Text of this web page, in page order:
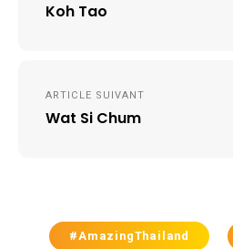
Koh Tao
ARTICLE SUIVANT
Wat Si Chum
#AmazingThailand